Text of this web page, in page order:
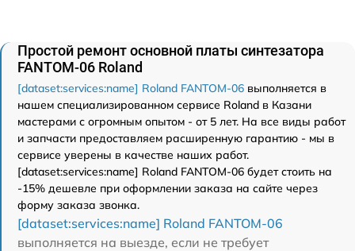
Простой ремонт основной платы синтезатора
FANTOM-06 Roland
[dataset:services:name] Roland FANTOM-06 выполняется в
нашем специализированном сервисе Roland в Казани
мастерами с огромным опытом - от 5 лет. На все виды работ
и запчасти предоставляем расширенную гарантию - мы в
сервисе уверены в качестве наших работ.
[dataset:services:name] Roland FANTOM-06 будет стоить на
-15% дешевле при оформлении заказа на сайте через
форму заказа звонка.
[dataset:services:name] Roland FANTOM-06
выполняется на выезде, если не требует